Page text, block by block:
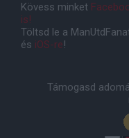
Kövess minket
is!
Töltsd le a
és iOS-re!
Támogasd